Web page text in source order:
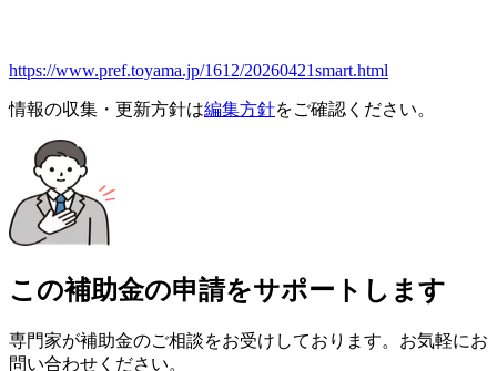
https://www.pref.toyama.jp/1612/20260421smart.html
情報の収集・更新方針は編集方針をご確認ください。
この補助金の申請をサポートします
専門家が補助金のご相談をお受けしております。お気軽にお
問い合わせください。